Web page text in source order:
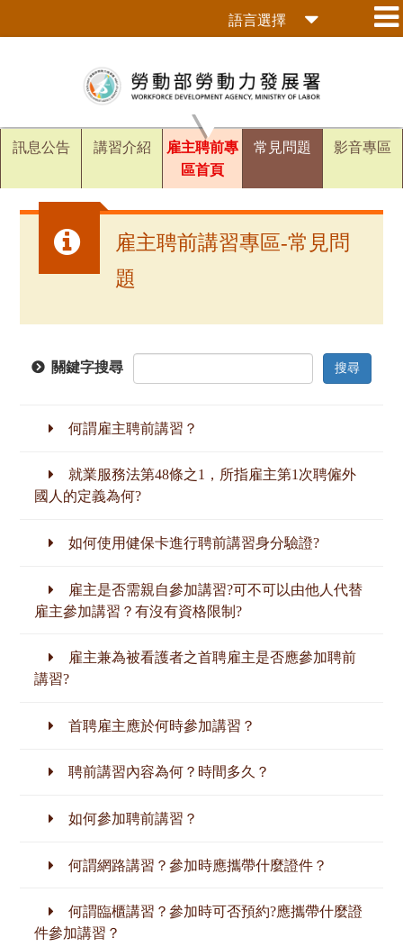
區
塊
語言選擇
訊息公告 講習介紹
雇主聘前專
區首頁
常見問題 影音專區
雇主聘前講習專區-常見問
題
關鍵字搜尋
何謂雇主聘前講習？
就業服務法第48條之1，所指雇主第1次聘僱外
國人的定義為何?
如何使用健保卡進行聘前講習身分驗證?
雇主是否需親自參加講習?可不可以由他人代替
雇主參加講習？有沒有資格限制?
雇主兼為被看護者之首聘雇主是否應參加聘前
講習?
首聘雇主應於何時參加講習？
聘前講習內容為何？時間多久？
如何參加聘前講習？
何謂網路講習？參加時應攜帶什麼證件？
何謂臨櫃講習？參加時可否預約?應攜帶什麼證
件參加講習？